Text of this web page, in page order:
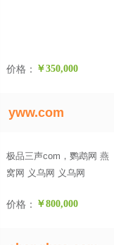
价格： ￥350,000
yww.com
极品三声com，鹦鹉网 燕
窝网 义乌网 义乌网
价格： ￥800,000